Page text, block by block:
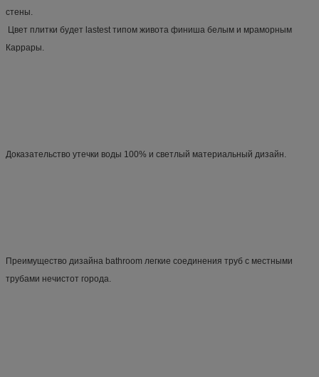
Каррары.
Доказательство утечки воды 100% и светлый материальный дизайн.
Преимущество дизайна bathroom легкие соединения труб с местными
трубами нечистот города.